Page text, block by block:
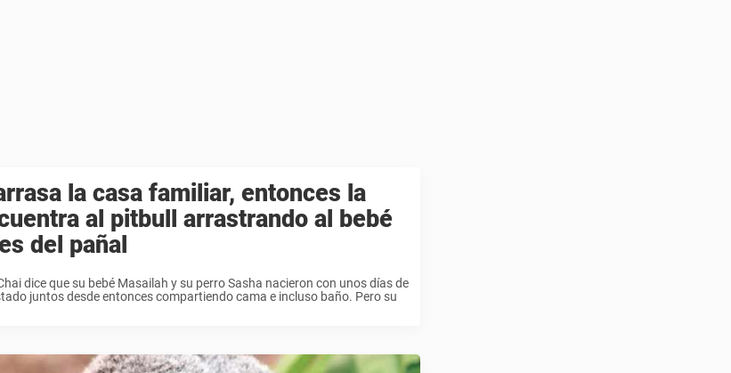
la casa familiar, entonces la
al pitbull arrastrando al bebé
del pañal
dice que su bebé Masailah y su perro Sasha nacieron con unos días de
juntos desde entonces compartiendo cama e incluso baño. Pero su